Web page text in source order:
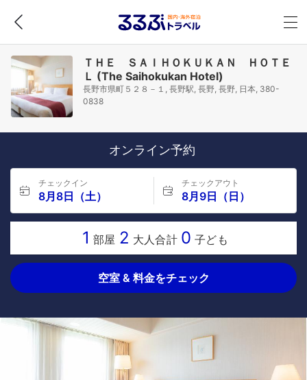
ＴＨＥ ＳＡＩＨＯＫＵＫＡＮ ＨＯＴＥ
Ｌ (The Saihokukan Hotel)
長野市県町５２８－１, 長野駅, 長野, 長野, 日本, 380-
0838
オンライン予約
チェックイン
8月8日（土）
チェックアウト
8月9日（日）
1 部屋 2 大人合計 0 子ども
空室 & 料金をチェック